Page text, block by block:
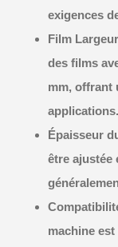
exigences
Film
des films
mm, offrant
applications.
Épaisseur
être ajustée
machine